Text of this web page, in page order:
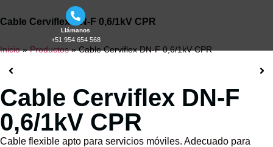
Llámanos
+51 954 654 568
Cable Cerviflex DN-F 0,6/1kV CPR
Inicio»Productos»Cable Cerviflex DN-F 0,6/1kV CPR
Cable Cerviflex DN-F
0,6/1kV CPR
Cable flexible apto para servicios móviles. Adecuado para